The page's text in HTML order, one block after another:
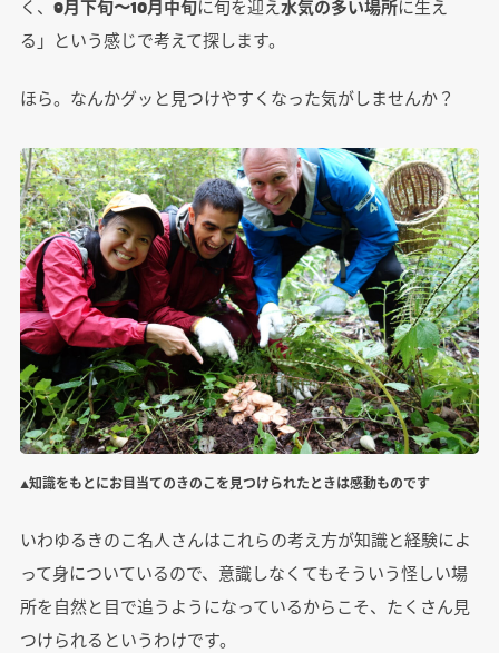
く、 9月下旬〜10月中旬に旬を迎え水気の多い場所に生え
る」という感じで考えて探します。
ほら。なんかグッと見つけやすくなった気がしませんか？
▲知識をもとにお目当てのきのこを見つけられたときは感動ものです
いわゆるきのこ名人さんはこれらの考え方が知識と経験によ
って身についているので、意識しなくてもそういう怪しい場
所を自然と目で追うようになっているからこそ、たくさん見
つけられるというわけです。